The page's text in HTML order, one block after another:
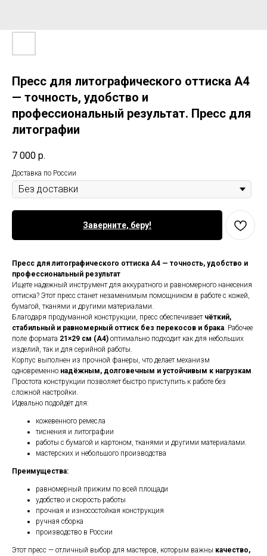
Пресс для литографического оттиска А4
— точность, удобство и
профессиональный результат. Пресс для
литографии
7 000 р.
Доставка по России
Заверните, беру!
Пресс для литографического оттиска А4 — точность, удобство и
профессиональный результат
Ищете надежный инструмент для аккуратного и равномерного нанесения
оттиска? Этот пресс станет незаменимым помощником в работе с кожей,
бумагой, тканями и другими материалами.
Благодаря продуманной конструкции, пресс обеспечивает чёткий,
стабильный и равномерный оттиск без перекосов и брака. Рабочее
поле формата 21×29 см (А4) оптимально подходит как для небольших
изделий, так и для серийной работы.
Корпус выполнен из прочной фанеры, что делает механизм
одновременно надёжным, долговечным и устойчивым к нагрузкам.
Простота конструкции позволяет быстро приступить к работе без
сложной настройки.
Идеально подойдёт для:
кожевенного ремесла
тиснения и литографии
работы с бумагой и картоном, тканями и другими материалами.
мастерских и небольшого производства
Преимущества:
равномерный прижим по всей площади
удобство и скорость работы
прочная и износостойкая конструкция
ручная сборка
производство в России
Этот пресс — отличный выбор для мастеров, которым важны качество,